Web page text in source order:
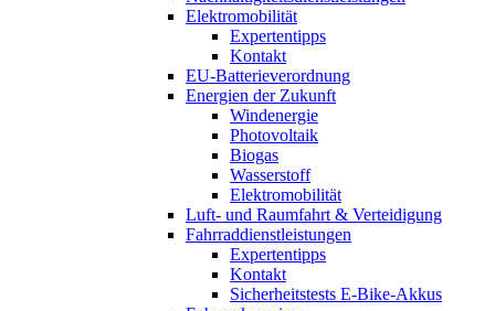
Elektromobilität
Expertentipps
Kontakt
EU-Batterieverordnung
Energien der Zukunft
Windenergie
Photovoltaik
Biogas
Wasserstoff
Elektromobilität
Luft- und Raumfahrt & Verteidigung
Fahrraddienstleistungen
Expertentipps
Kontakt
Sicherheitstests E-Bike-Akkus